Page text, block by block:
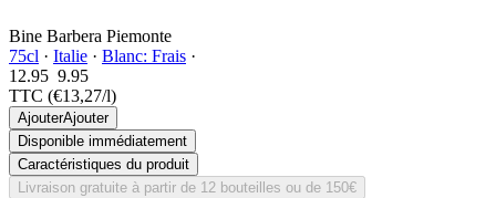
Bine Barbera Piemonte
75cl · Italie · Blanc: Frais ·
12.95 9.95
TTC (€13,27/l)
AjouterAjouter
Disponible immédiatement
Caractéristiques du produit
Livraison gratuite à partir de 12 bouteilles ou de 150€